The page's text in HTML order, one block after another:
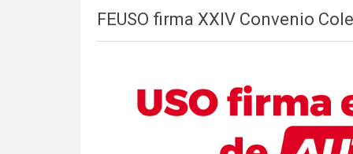
FEUSO firma XXIV Convenio